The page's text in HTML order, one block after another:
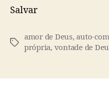
Salvar
T
amor de Deus,auto-
própria, vontade de